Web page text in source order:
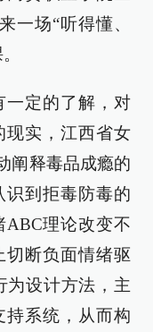
一场“听得懂、
一定的了解，对
现实，江西省女
阐释毒品成瘾的
识到拒毒防毒的
理论改变不
切断负面情绪驱
为设计方法，主
持系统，从而构